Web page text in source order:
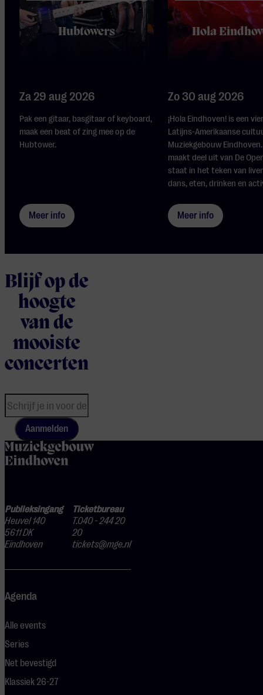
Hubtowers
Za 29 aug 2026
Pak een gitaar, basgitaar of keyboard,
maak een beat of zing mee op de
Hubtower.
Meer info
Hola
Zo 30 aug 2026
¡Hola Eindhoven! is een
Latijns-Amerikaanse
Muziekgebouw
maakt deel uit van De
staat in het teken van
dans, eten, drinken en
Meer info
Blijf op de
hoogte
van de
mooiste
concerten
Aanmelden
Publieksingang
Heuvel 140
5611 DK
Eindhoven
Ticketbureau
T.040 - 244 20
20
tickets@mge.nl
Agenda
Alle events
Series
Net bevestigd
Klassiek 26-27